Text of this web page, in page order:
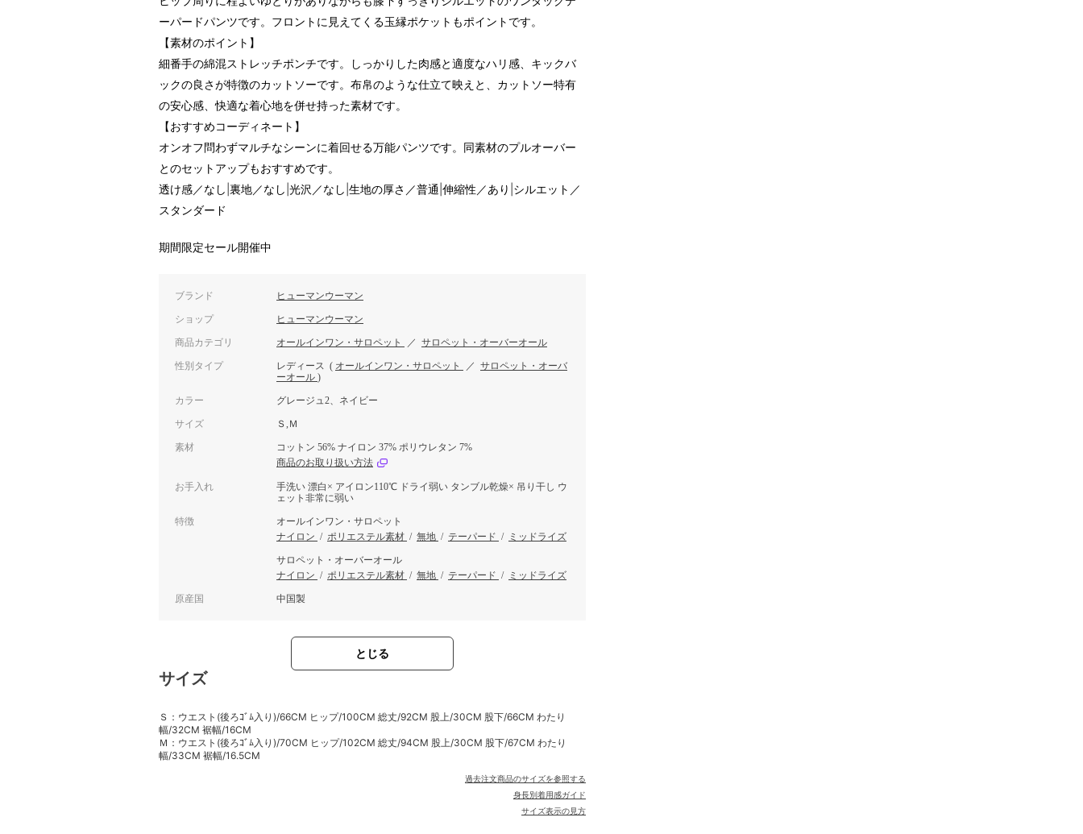
ーパードパンツです。フロントに見えてくる玉縁ポケットもポイントです。
【素材のポイント】
細番手の綿混ストレッチポンチです。しっかりした肉感と適度なハリ感、キックバ
ックの良さが特徴のカットソーです。布帛のような仕立て映えと、カットソー特有
の安心感、快適な着心地を併せ持った素材です。
【おすすめコーディネート】
オンオフ問わずマルチなシーンに着回せる万能パンツです。同素材のプルオーバー
とのセットアップもおすすめです。
透け感／なし|裏地／なし|光沢／なし|生地の厚さ／普通|伸縮性／あり|シルエット／
スタンダード
期間限定セール開催中
ブランド ヒューマンウーマン
ショップ ヒューマンウーマン
商品カテゴリ オールインワン・サロペット ／ サロペット・オーバーオール
性別タイプ レディース ( オールインワン・サロペット ／ サロペット・オーバ
ーオール )
カラー グレージュ2、ネイビー
サイズ Ｓ,Ｍ
素材
コットン 56% ナイロン 37% ポリウレタン 7%
商品のお取り扱い方法
お手入れ
手洗い 漂白× アイロン110℃ ドライ弱い タンブル乾燥× 吊り干し ウ
ェット非常に弱い
特徴
オールインワン・サロペット
ナイロン / ポリエステル素材 / 無地 / テーパード / ミッドライズ
サロペット・オーバーオール
ナイロン / ポリエステル素材 / 無地 / テーパード / ミッドライズ
原産国 中国製
とじる
サイズ
Ｓ：ウエスト(後ろｺﾞﾑ入り)/66CM ヒップ/100CM 総丈/92CM 股上/30CM 股下/66CM わたり
幅/32CM 裾幅/16CM
Ｍ：ウエスト(後ろｺﾞﾑ入り)/70CM ヒップ/102CM 総丈/94CM 股上/30CM 股下/67CM わたり
幅/33CM 裾幅/16.5CM
過去注文商品のサイズを参照する
身長別着用感ガイド
サイズ表示の見方